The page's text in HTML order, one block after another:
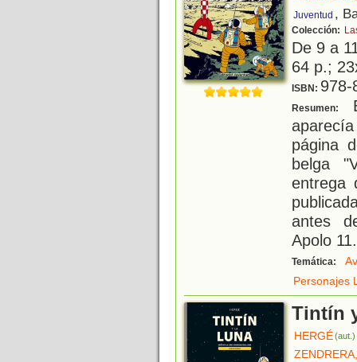
Juventud ,
Colección:
De 9 a
64 p.;
ISBN: 978-
Resumen:
página
belga
entrega
antes
Apolo
Temática:
Personajes
Tintín
HERGÉ(aut.)